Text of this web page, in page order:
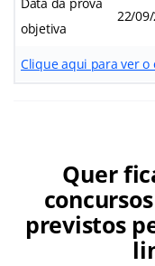
objetiva
22/
Clique aqui para ver o
Quer
previstos